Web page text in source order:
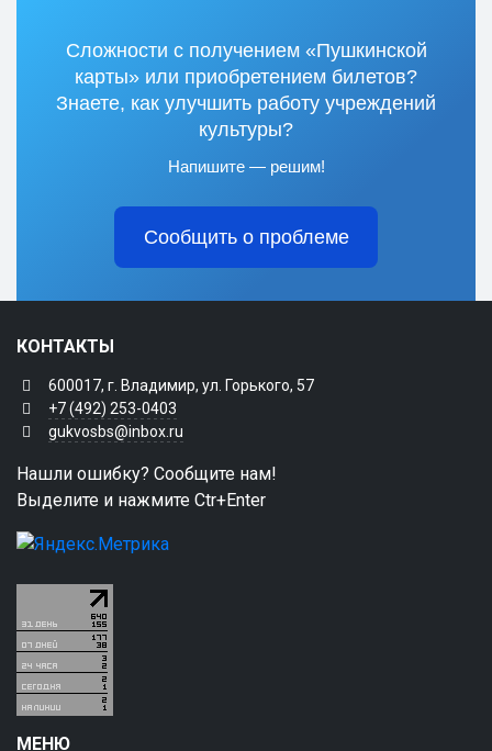
Сложности с получением «Пушкинской
карты» или приобретением билетов?
Знаете, как улучшить работу учреждений
культуры?
Напишите — решим!
Сообщить о проблеме
КОНТАКТЫ
600017, г. Владимир, ул. Горького, 57
+7 (492) 253-0403
gukvosbs@inbox.ru
Нашли ошибку? Сообщите нам!
Выделите и нажмите Ctr+Enter
МЕНЮ